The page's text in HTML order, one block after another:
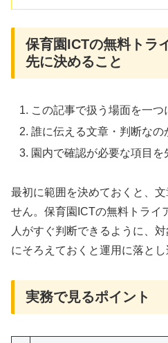
保育園ICTの無料トラ
先に決めること
この記事で扱う場面を一つ
誰に伝える文章・判断なの
園内で確認が必要な項目を
最初に範囲を決めておくと、
せん。保育園ICTの無料トライ
人がすぐ判断できるように、
にそろえておくと運用に落とし
実務で見るポイント